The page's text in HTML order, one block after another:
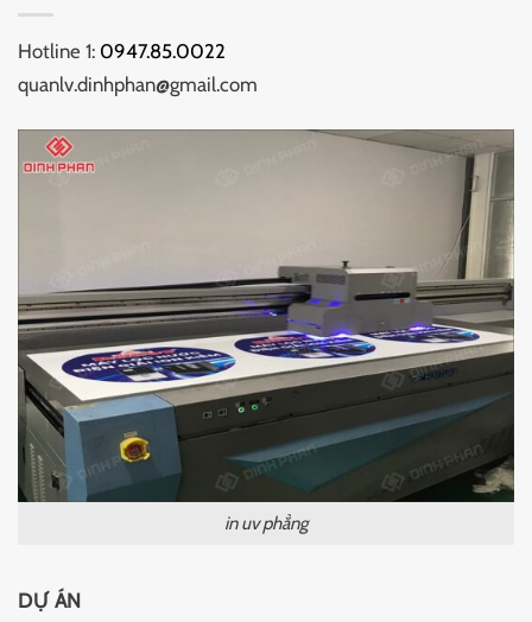
Hotline 1: 0947.85.0022
quanlv.dinhphan@gmail.com
in uv phẳng
DỰ ÁN